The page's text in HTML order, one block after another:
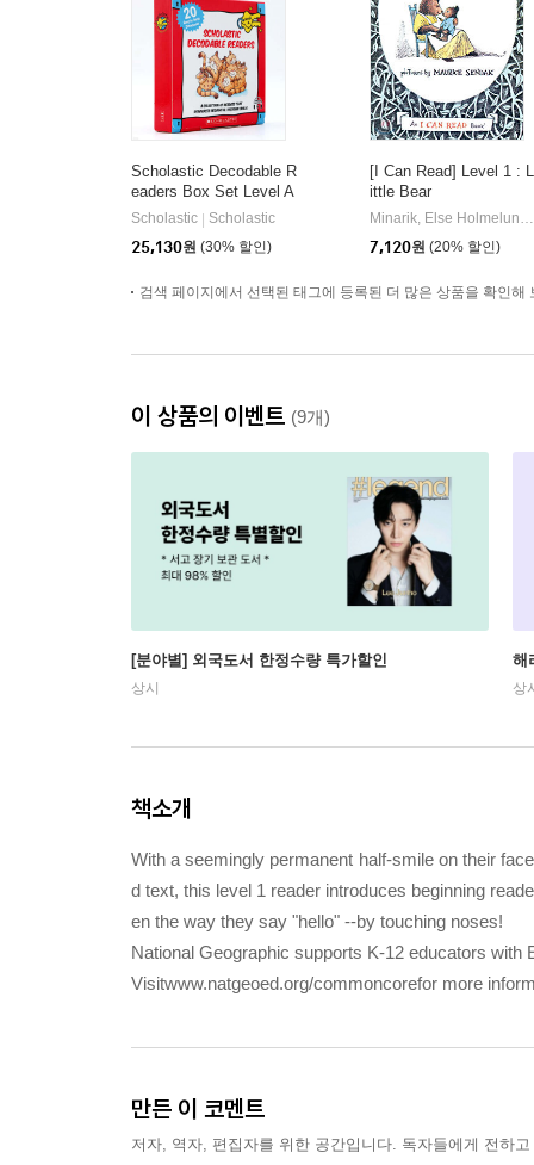
Scholastic Decodable R
eaders Box Set Level A
(StoryPlus QR코드)
Scholastic
Scholastic
25,130원 (30% 할인)
[I Can Read] Level 1 : L
ittle Bear
Minarik, Else Holmelund / Sendak, Maurice
7,120원 (20% 할인)
검색 페이지에서 선택된 태그에 등록된 더 많은 상품을 확인해
이 상품의 이벤트 (9개)
[분야별] 외국도서 한정수량 특가할인
상시
해
상
책소개
With a seemingly permanent half-smile on their
d text, this level 1 reader introduces beginning
en the way they say "hello" --by touching noses!
National Geographic supports K-12 educators with
Visitwww.natgeoed.org/commoncorefor more
만든 이 코멘트
저자, 역자, 편집자를 위한 공간입니다. 독자들에게 전하